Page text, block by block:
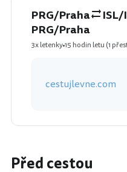
PRG/Praha
PRG/Praha
3x letenky15 hodin letu (1
cestujlevne.com
Před cestou